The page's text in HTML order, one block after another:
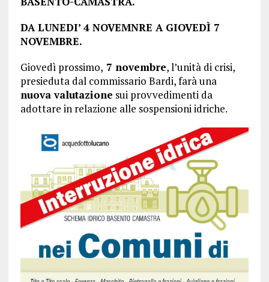
DA LUNEDI’ 4 NOVEMNRE A GIOVEDÌ 7
NOVEMBRE.
Giovedì prossimo, 7 novembre, l’unità di crisi,
presieduta dal commissario Bardi, farà una
nuova valutazione sui provvedimenti da
adottare in relazione alle sospensioni idriche.